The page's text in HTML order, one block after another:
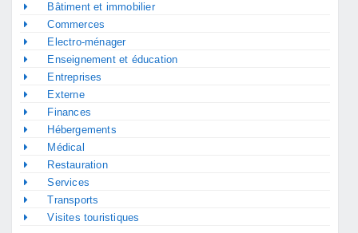
Bâtiment et immobilier
Commerces
Electro-ménager
Enseignement et éducation
Entreprises
Externe
Finances
Hébergements
Médical
Restauration
Services
Transports
Visites touristiques